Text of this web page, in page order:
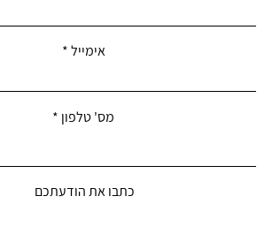
אימייל
מס' טלפון
כתבו את הודעתכם